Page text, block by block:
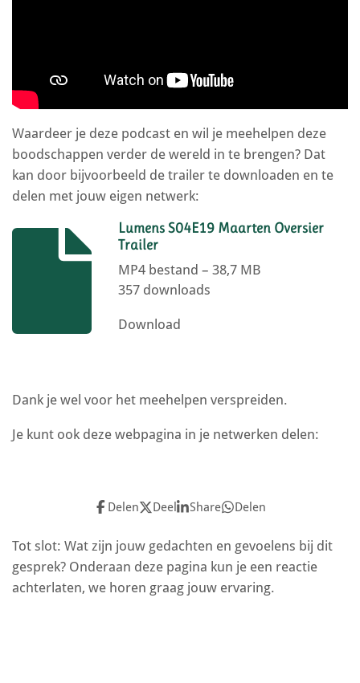
Waardeer je deze podcast en wil je meehelpen deze
boodschappen verder de wereld in te brengen? Dat
kan door bijvoorbeeld de trailer te downloaden en te
delen met jouw eigen netwerk:
Lumens S04E19 Maarten Oversier
Trailer
MP4 bestand – 38,7 MB
357 downloads
Download
Dank je wel voor het meehelpen verspreiden.
Je kunt ook deze webpagina in je netwerken delen:
Delen Deel Share Delen
Tot slot: Wat zijn jouw gedachten en gevoelens bij dit
gesprek? Onderaan deze pagina kun je een reactie
achterlaten, we horen graag jouw ervaring.